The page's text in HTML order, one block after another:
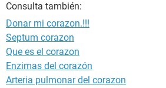
Consulta también:
Donar mi corazon.!!!
Septum corazon
Que es el corazon
Enzimas del corazón
Arteria pulmonar del corazon